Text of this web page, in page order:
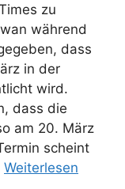
zu
während
dass
in der
wird.
dass die
am 20. März
scheint
Weiterlesen